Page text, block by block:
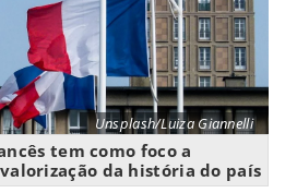
Unsplash/Luiza Giannelli
tem como foco a
da história do país